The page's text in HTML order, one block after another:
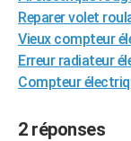
S'inscrire
Se connecter
Lycées
Collèges
Primaires
Universités
Entreprises
Service militaire
Avis de recherche
AVIS DE DÉCÈS
FORUM
Reparer volet
Vieux compteur
Erreur radiateur
Compteur
2 réponses